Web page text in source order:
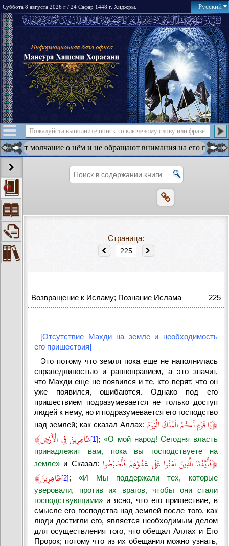
Суббота 8 августа 2026 г / 24 Сафар 1448 г. Хиджры. Русский
молчание о нём и не обращают внимания на его
Страница:
Возвращение к Исламу; Познание Ислама 225
[Отсутствие Махди на земле и необходимость
его пришествия]
Это потому что земля пока еще не наполнилась
справедливостью и равноправием, а это значит,
что Махди еще не появился и те, кто верят, что он
уже появился, ошибаются. Однако под его
пришествием подразумевается не только доступ
людей к нему, но и подразумевается его господство
над землей; как сказал Аллах:
﴿يَا قَوْمِ لَكُمُ الْمُلْكُ الْيَوْمَ
ظَاهِرِينَ فِي الْأَرْضِ﴾ [1];«О мой народ! Сегодня власть
принадлежит вам, пока вы господствуете на
земле» и Сказал: ﴿فَأَيَّدْنَا الَّذِينَ آمَنُوا عَلَى عَدُوِّهِمْ فَأَصْبَحُوا
ظَاهِرِينَ﴾ [2]; «И Мы поддержали тех, которые
уверовали, против их врагов, чтобы они стали
господствующими» и ясно, что его пришествие, в
смысле его господства над землей после того, как
люди достигли его, является необходимым делом
для осуществления того, что обещал Аллах и Его
Пророк; потому что из их обещания можно узнать,